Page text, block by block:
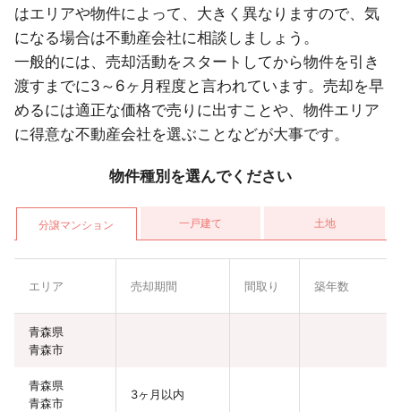
はエリアや物件によって、大きく異なりますので、気
になる場合は不動産会社に相談しましょう。
一般的には、売却活動をスタートしてから物件を引き
渡すまでに3～6ヶ月程度と言われています。売却を早
めるには適正な価格で売りに出すことや、物件エリア
に得意な不動産会社を選ぶことなどが大事です。
物件種別を選んでください
分譲マンション 一戸建て 土地
エリア 売却期間 間取り 築年数
青森県
青森市
青森県
青森市
3ヶ月以内